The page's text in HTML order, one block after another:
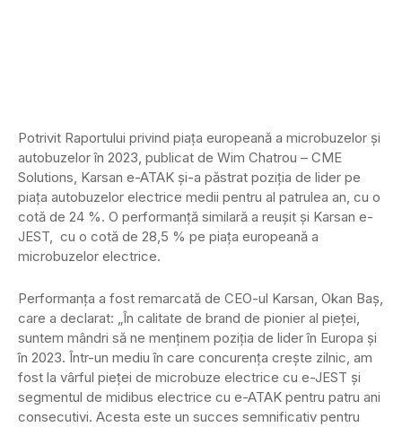
Potrivit Raportului privind piața europeană a microbuzelor și
autobuzelor în 2023, publicat de Wim Chatrou – CME
Solutions, Karsan e-ATAK și-a păstrat poziția de lider pe
piața autobuzelor electrice medii pentru al patrulea an, cu o
cotă de 24 %. O performanță similară a reușit și Karsan e-
JEST, cu o cotă de 28,5 % pe piața europeană a
microbuzelor electrice.
Performanța a fost remarcată de CEO-ul Karsan, Okan Baș,
care a declarat: „În calitate de brand de pionier al pieței,
suntem mândri să ne menținem poziția de lider în Europa și
în 2023. Într-un mediu în care concurența crește zilnic, am
fost la vârful pieței de microbuze electrice cu e-JEST și
segmentul de midibus electrice cu e-ATAK pentru patru ani
consecutivi. Acesta este un succes semnificativ pentru